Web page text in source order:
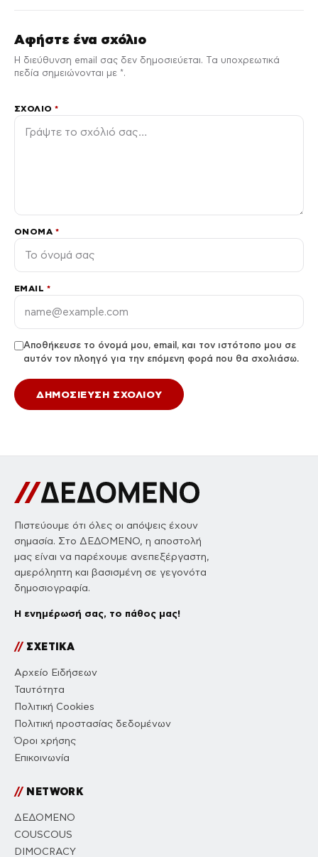
Αφήστε ένα σχόλιο
Η διεύθυνση email σας δεν δημοσιεύεται. Τα υποχρεωτικά
πεδία σημειώνονται με *.
ΣΧΌΛΙΟ*
ΌΝΟΜΑ *
EMAIL *
Αποθήκευσε το όνομά μου, email, και τον ιστότοπο μου σε
αυτόν τον πλοηγό για την επόμενη φορά που θα σχολιάσω.
Πιστεύουμε ότι όλες οι απόψεις έχουν
σημασία. Στο ΔΕΔΟΜΕΝΟ, η αποστολή
μας είναι να παρέχουμε ανεπεξέργαστη,
αμερόληπτη και βασισμένη σε γεγονότα
δημοσιογραφία.
Η ενημέρωσή σας, το πάθος μας!
//ΣΧΕΤΙΚΑ
Αρχείο Ειδήσεων
Ταυτότητα
Πολιτική Cookies
Πολιτική προστασίας δεδομένων
Όροι χρήσης
Επικοινωνία
//NETWORK
ΔΕΔΟΜΕΝΟ
COUSCOUS
DIMOCRACY